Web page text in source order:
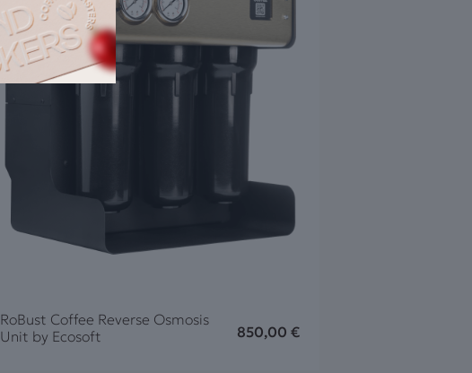
RoBust Coffee Reverse Osmosis
Unit by Ecosoft
850,00 €